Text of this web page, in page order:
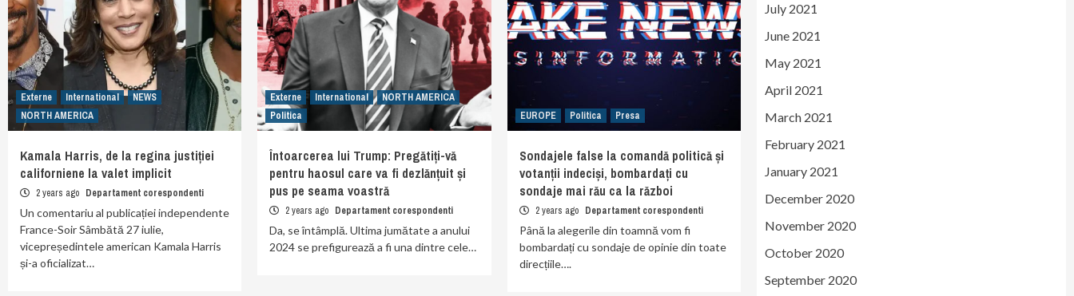
Externe International
NEWS
NORTH AMERICA
Kamala Harris, de la regina justiției
californiene la valet implicit
2 years ago Departament corespondenti
Un comentariu al publicației independente
France-Soir Sâmbătă 27 iulie,
vicepreședintele american Kamala Harris
și-a oficializat…
Externe International
NORTH AMERICA
Politica
Întoarcerea lui Trump: Pregătiți-vă
pentru haosul care va fi dezlănțuit și
pus pe seama voastră
2 years ago Departament corespondenti
Da, se întâmplă. Ultima jumătate a anului
2024 se prefigurează a fi una dintre cele…
EUROPE Politica Presa
Sondajele false la comandă politică și
votanții indeciși, bombardați cu
sondaje mai rău ca la război
2 years ago Departament corespondenti
Până la alegerile din toamnă vom fi
bombardați cu sondaje de opinie din toate
direcțiile….
July 2021
June 2021
May 2021
April 2021
March 2021
February 2021
January 2021
December 2020
November 2020
October 2020
September 2020